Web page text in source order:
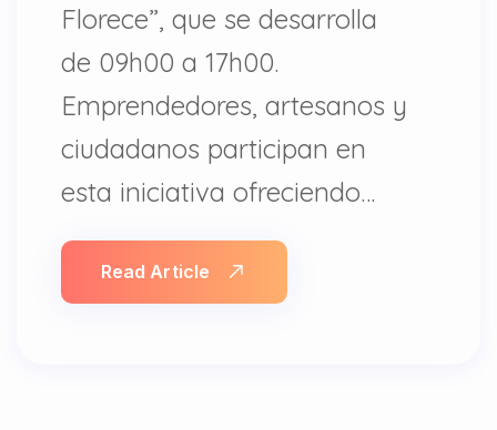
Florece”, que se desarrolla
de 09h00 a 17h00.
Emprendedores, artesanos y
ciudadanos participan en
esta iniciativa ofreciendo…
Read Article